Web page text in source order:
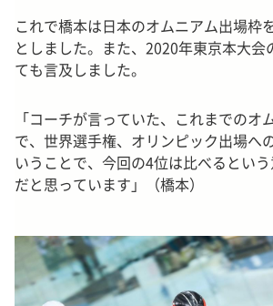
これで橋本は日本のオムニアム出場枠
としました。また、2020年東京本大会
ても言及しました。
「コーチが言っていた、これまでのオ
で、世界選手権、オリンピック出場へ
いうことで、今回の4位は比べるとい
だと思っています」（橋本）